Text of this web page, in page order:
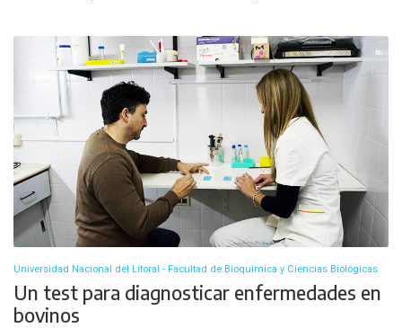
Universidad Nacional del Litoral - Facultad de Bioquímica y Ciencias Biológicas
Un test para diagnosticar enfermedades en
bovinos